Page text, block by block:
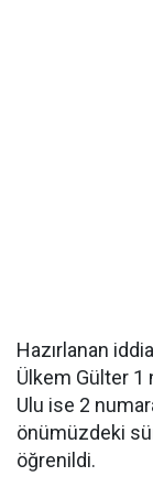
Hazırlanan
Ülkem Gülter 1
Ulu ise 2
önümüzdeki
öğrenildi.